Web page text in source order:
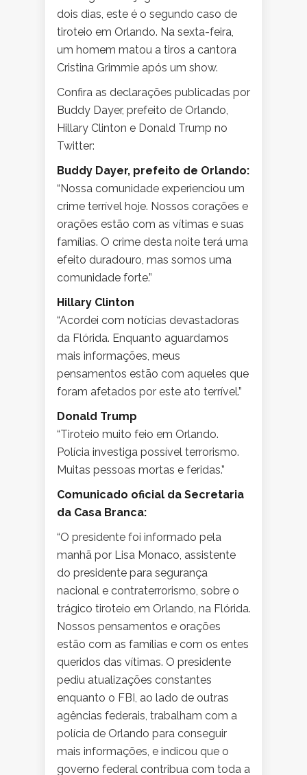
dois dias, este é o segundo caso de
tiroteio em Orlando. Na sexta-feira,
um homem matou a tiros a cantora
Cristina Grimmie após um show.
Confira as declarações publicadas por
Buddy Dayer, prefeito de Orlando,
Hillary Clinton e Donald Trump no
Twitter:
Buddy Dayer, prefeito de Orlando:
“Nossa comunidade experienciou um
crime terrível hoje. Nossos corações e
orações estão com as vítimas e suas
famílias. O crime desta noite terá uma
efeito duradouro, mas somos uma
comunidade forte.”
Hillary Clinton
“Acordei com notícias devastadoras
da Flórida. Enquanto aguardamos
mais informações, meus
pensamentos estão com aqueles que
foram afetados por este ato terrível.”
Donald Trump
“Tiroteio muito feio em Orlando.
Polícia investiga possível terrorismo.
Muitas pessoas mortas e feridas.”
Comunicado oficial da Secretaria
da Casa Branca:
“O presidente foi informado pela
manhã por Lisa Monaco, assistente
do presidente para segurança
nacional e contraterrorismo, sobre o
trágico tiroteio em Orlando, na Flórida.
Nossos pensamentos e orações
estão com as famílias e com os entes
queridos das vítimas. O presidente
pediu atualizações constantes
enquanto o FBI, ao lado de outras
agências federais, trabalham com a
polícia de Orlando para conseguir
mais informações, e indicou que o
governo federal contribua com toda a